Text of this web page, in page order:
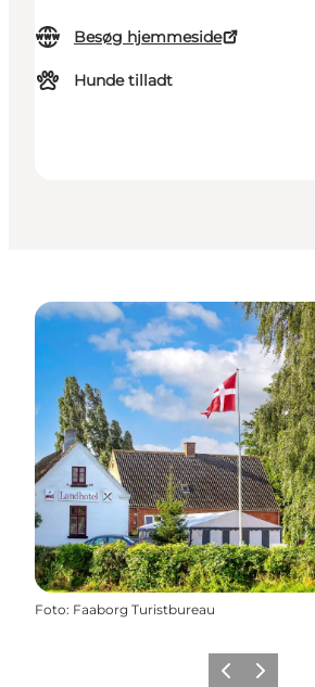
Besøg hjemmeside
Hunde tilladt
Foto: Faaborg Turistbureau
Forrige billede
Næste